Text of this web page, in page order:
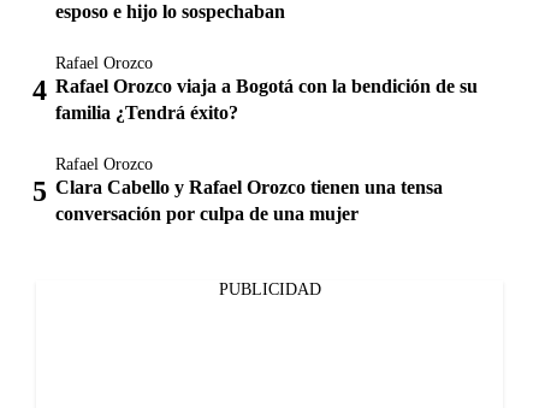
esposo e hijo lo sospechaban
Rafael Orozco
Rafael Orozco viaja a Bogotá con la bendición de su
familia ¿Tendrá éxito?
Rafael Orozco
Clara Cabello y Rafael Orozco tienen una tensa
conversación por culpa de una mujer
PUBLICIDAD